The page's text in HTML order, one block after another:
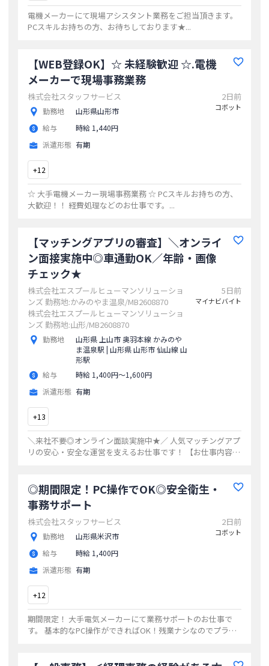
電機メーカーにて現場アシスタント業務をご担当頂きます。
PCスキルお持ちの方、お待ちしております★...
【WEB登録OK】☆ 未経験歓迎 ☆.電機
メーカーで現場事務業務
株式会社スタッフサービス
勤務地
山形県山形市
給与
時給 1,440円
派遣形態 有期
2日前
コボット
+12
☆ 大手電機メーカー現場事務業務 ☆ PCスキルお持ちの方、
大歓迎！！ 経費処理などのお仕事です。 ...
【マッチングアプリの審査】＼オンライ
ン面接実施中◎車通勤OK／年齢・画像
チェック★
株式会社エスプールヒューマンソリューショ
ンズ 勤務地:かみのやま温泉/MB2608870
株式会社エスプールヒューマンソリューショ
ンズ 勤務地:山形/MB2608870
勤務地
山形県 上山市 奥羽本線 かみのや
ま温泉駅 | 山形県 山形市 仙山線 山
形駅
給与
時給 1,400円〜1,600円
派遣形態 有期
5日前
マイナビバイト
+13
＼来社不要◎オンライン面談実施中★／ 人気マッチングアプ
リの安心・安全な運営を支えるお仕事です！ 【お仕事内容】
◎期間限定！PC操作でOK◎安全衛生・
事務サポート
株式会社スタッフサービス
勤務地
山形県米沢市
給与
時給 1,400円
派遣形態 有期
2日前
コボット
+12
期間限定！ 大手電気メーカーにて業務サポートのお仕事で
す。 基本的なPC操作ができればOK！残業ナシなのでプライ